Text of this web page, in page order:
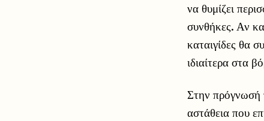
να θυμίζει
συνθήκες. Αν
καταιγίδες θα
ιδιαίτερα στα
Στην πρόγνωσή
αστάθεια που